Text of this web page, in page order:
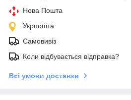
Нова Пошта
Укрпошта
Самовивіз
Коли відбувається відправка?
Всі умови доставки